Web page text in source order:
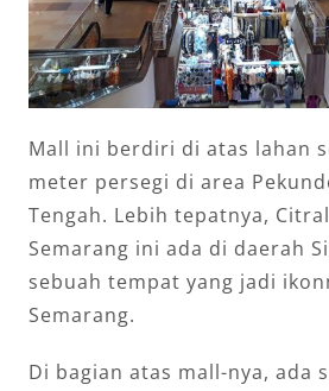
Mall ini berdiri di atas lahan
meter persegi di area
Tengah. Lebih tepatnya,
Semarang ini ada di daerah
sebuah tempat yang jadi
Semarang.
Di bagian atas mall-nya, ada